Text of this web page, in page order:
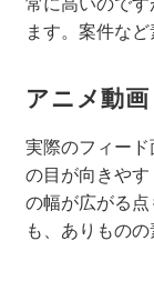
ます。案件な
アニメ動画
実際のフィー
の目が向きや
の幅が広がる
も、ありもの